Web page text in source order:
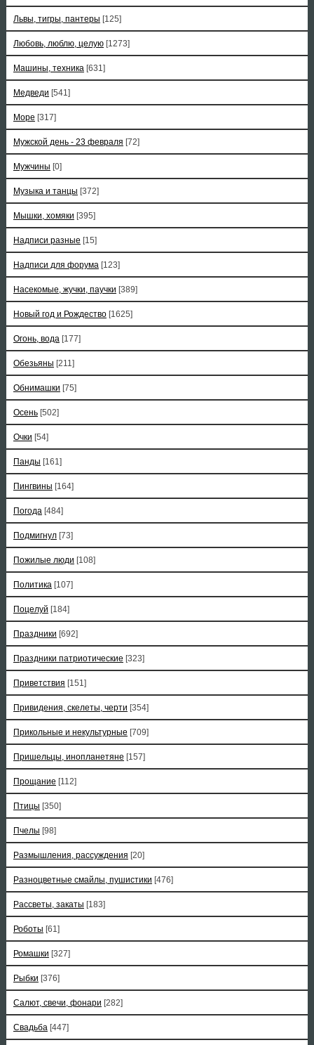
Львы, тигры, пантеры [125]
Любовь, люблю, целую [1273]
Машины, техника [631]
Медведи [541]
Море [317]
Мужской день - 23 февраля [72]
Мужчины [0]
Музыка и танцы [372]
Мышки, хомяки [395]
Надписи разные [15]
Надписи для форума [123]
Насекомые, жучки, паучки [389]
Новый год и Рождество [1625]
Огонь, вода [177]
Обезьяны [211]
Обнимашки [75]
Осень [502]
Очки [54]
Панды [161]
Пингвины [164]
Погода [484]
Подмигнул [73]
Пожилые люди [108]
Политика [107]
Поцелуй [184]
Праздники [692]
Праздники патриотические [323]
Приветствия [151]
Привидения, скелеты, черти [354]
Прикольные и некультурные [709]
Пришельцы, инопланетяне [157]
Прощание [112]
Птицы [350]
Пчелы [98]
Размышления, рассуждения [20]
Разноцветные смайлы, пушистики [476]
Рассветы, закаты [183]
Роботы [61]
Ромашки [327]
Рыбки [376]
Салют, свечи, фонари [282]
Свадьба [447]